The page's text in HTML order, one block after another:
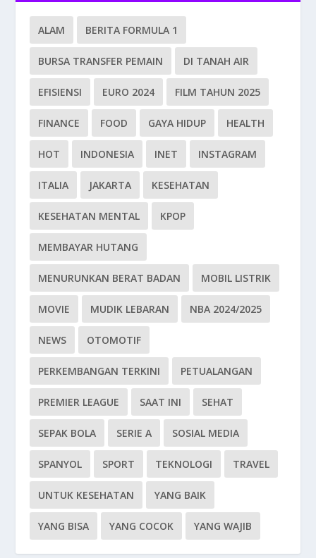
ALAM BERITA FORMULA 1
BURSA TRANSFER PEMAIN DI TANAH AIR
EFISIENSI EURO 2024 FILM TAHUN 2025
FINANCE FOOD GAYA HIDUP HEALTH
HOT INDONESIA INET INSTAGRAM
ITALIA JAKARTA KESEHATAN
KESEHATAN MENTAL KPOP
MEMBAYAR HUTANG
MENURUNKAN BERAT BADAN MOBIL LISTRIK
MOVIE MUDIK LEBARAN NBA 2024/2025
NEWS OTOMOTIF
PERKEMBANGAN TERKINI PETUALANGAN
PREMIER LEAGUE SAAT INI SEHAT
SEPAK BOLA SERIE A SOSIAL MEDIA
SPANYOL SPORT TEKNOLOGI TRAVEL
UNTUK KESEHATAN YANG BAIK
YANG BISA YANG COCOK YANG WAJIB